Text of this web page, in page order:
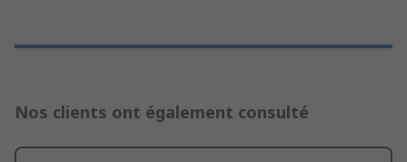
Nos clients ont également consulté